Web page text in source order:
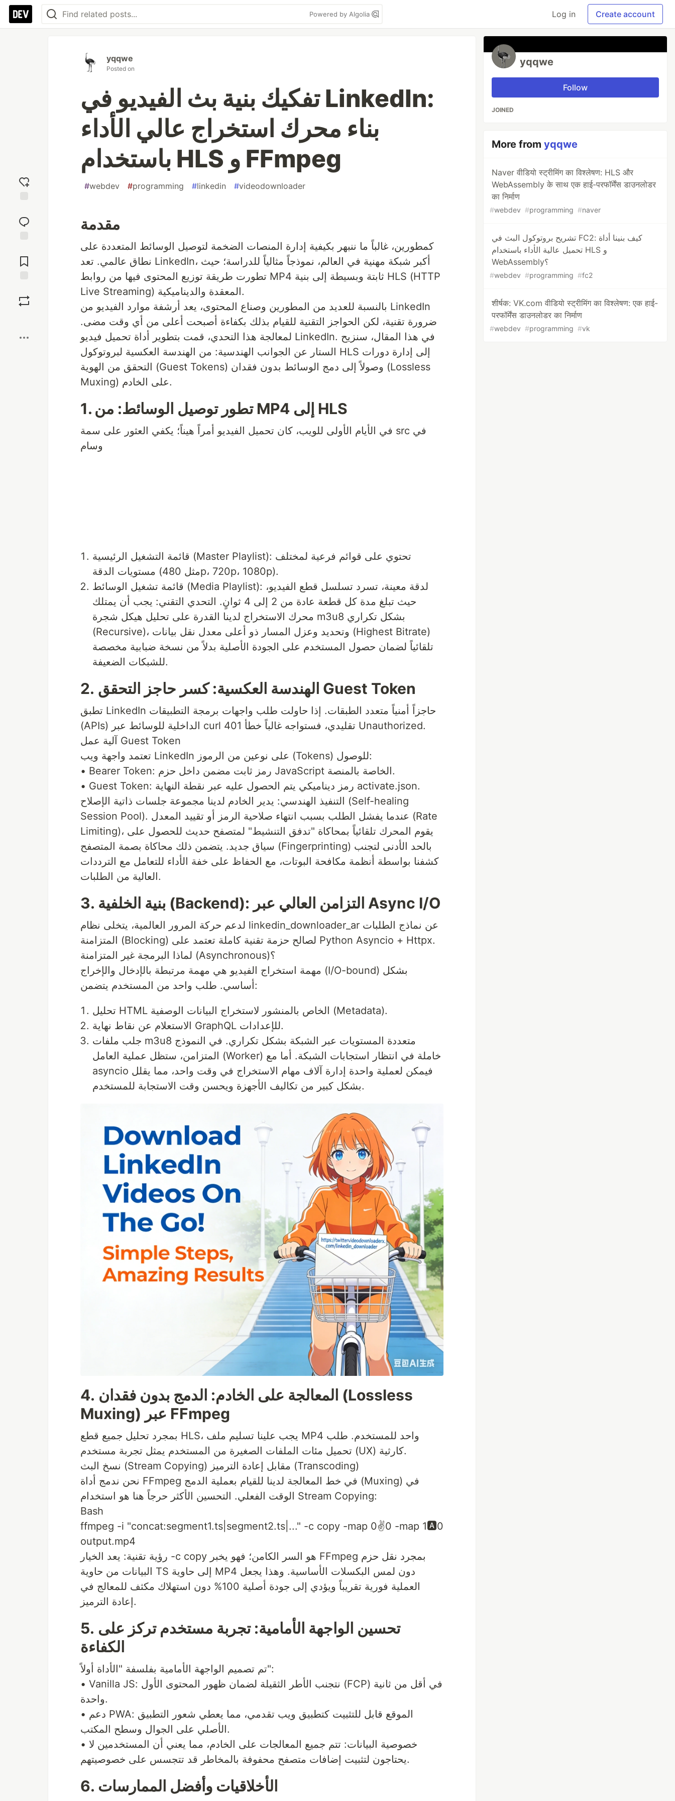
Powered by Algolia Log in Create account
reaction
Comments
yqqwe
Posted on
تفكيك بنية بث الفيديو في LinkedIn:
بناء محرك استخراج عالي الأداء
باستخدام HLS و FFmpeg
#webdev #programming #linkedin #videodownloader
مقدمة
كمطورين، غالباً ما ننبهر بكيفية إدارة المنصات الضخمة لتوصيل الوسائط المتعددة على
نطاق عالمي. تعد LinkedIn، أكبر شبكة مهنية في العالم، نموذجاً مثالياً للدراسة؛ حيث
تطورت طريقة توزيع المحتوى فيها من روابط MP4 ثابتة وبسيطة إلى بنية HLS (HTTP
Live Streaming) المعقدة والديناميكية.
بالنسبة للعديد من المطورين وصناع المحتوى، يعد أرشفة موارد الفيديو من LinkedIn
ضرورة تقنية، لكن الحواجز التقنية للقيام بذلك بكفاءة أصبحت أعلى من أي وقت مضى.
لمعالجة هذا التحدي، قمت بتطوير أداة تحميل فيديو LinkedIn. في هذا المقال، سنزيح
الستار عن الجوانب الهندسية: من الهندسة العكسية لبروتوكول HLS إلى إدارة دورات
التحقق من الهوية (Guest Tokens) وصولاً إلى دمج الوسائط بدون فقدان (Lossless
Muxing) على الخادم.
1. تطور توصيل الوسائط: من MP4 إلى HLS
في الأيام الأولى للويب، كان تحميل الفيديو أمراً هيناً؛ يكفي العثور على سمة src في
وسام
قائمة التشغيل الرئيسية (Master Playlist): تحتوي على قوائم فرعية لمختلف
مستويات الدقة (مثل 480p، 720p، 1080p).
قائمة تشغيل الوسائط (Media Playlist): لدقة معينة، تسرد تسلسل قطع الفيديو،
حيث تبلغ مدة كل قطعة عادة من 2 إلى 4 ثوانٍ. التحدي التقني: يجب أن يمتلك
محرك الاستخراج لدينا القدرة على تحليل هيكل شجرة m3u8 بشكل تكراري
(Recursive)، وتحديد وعزل المسار ذو أعلى معدل نقل بيانات (Highest Bitrate)
تلقائياً لضمان حصول المستخدم على الجودة الأصلية بدلاً من نسخة ضبابية مخصصة
للشبكات الضعيفة.
2. الهندسة العكسية: كسر حاجز التحقق Guest Token
تطبق LinkedIn حاجزاً أمنياً متعدد الطبقات. إذا حاولت طلب واجهات برمجة التطبيقات
(APIs) الداخلية للوسائط عبر curl تقليدي، فستواجه غالباً خطأ 401 Unauthorized.
آلية عمل Guest Token
تعتمد واجهة ويب LinkedIn على نوعين من الرموز (Tokens) للوصول:
• Bearer Token: رمز ثابت مضمن داخل حزم JavaScript الخاصة بالمنصة.
• Guest Token: رمز ديناميكي يتم الحصول عليه عبر نقطة النهاية activate.json.
التنفيذ الهندسي: يدير الخادم لدينا مجموعة جلسات ذاتية الإصلاح (Self-healing
Session Pool). عندما يفشل الطلب بسبب انتهاء صلاحية الرمز أو تقييد المعدل (Rate
Limiting)، يقوم المحرك تلقائياً بمحاكاة "تدفق التنشيط" لمتصفح حديث للحصول على
سياق جديد. يتضمن ذلك محاكاة بصمة المتصفح (Fingerprinting) بالحد الأدنى لتجنب
كشفنا بواسطة أنظمة مكافحة البوتات، مع الحفاظ على خفة الأداء للتعامل مع الترددات
العالية من الطلبات.
3. بنية الخلفية (Backend): التزامن العالي عبر Async I/O
لدعم حركة المرور العالمية، يتخلى نظام linkedin_downloader_ar عن نماذج الطلبات
المتزامنة (Blocking) لصالح حزمة تقنية كاملة تعتمد على Python Asyncio + Httpx.
لماذا البرمجة غير المتزامنة (Asynchronous)؟
مهمة استخراج الفيديو هي مهمة مرتبطة بالإدخال والإخراج (I/O-bound) بشكل
أساسي. طلب واحد من المستخدم يتضمن:
تحليل HTML الخاص بالمنشور لاستخراج البيانات الوصفية (Metadata).
الاستعلام عن نقاط نهاية GraphQL للإعدادات.
جلب ملفات m3u8 متعددة المستويات عبر الشبكة بشكل تكراري. في النموذج
المتزامن، ستظل عملية العامل (Worker) خاملة في انتظار استجابات الشبكة. أما مع
asyncio فيمكن لعملية واحدة إدارة آلاف مهام الاستخراج في وقت واحد، مما يقلل
بشكل كبير من تكاليف الأجهزة ويحسن وقت الاستجابة للمستخدم.
4. المعالجة على الخادم: الدمج بدون فقدان (Lossless
Muxing) عبر FFmpeg
بمجرد تحليل جميع قطع HLS، يجب علينا تسليم ملف MP4 واحد للمستخدم. طلب
تحميل مئات الملفات الصغيرة من المستخدم يمثل تجربة مستخدم (UX) كارثية.
نسخ البث (Stream Copying) مقابل إعادة الترميز (Transcoding)
نحن ندمج أداة FFmpeg في خط المعالجة لدينا للقيام بعملية الدمج (Muxing) في
الوقت الفعلي. التحسين الأكثر حرجاً هنا هو استخدام Stream Copying:
Bash
ffmpeg -i "concat:segment1.ts|segment2.ts|..." -c copy -map 0✌️0 -map 1🅰️0
output.mp4
رؤية تقنية: يعد الخيار -c copy هو السر الكامن؛ فهو يخبر FFmpeg بمجرد نقل حزم
البيانات من حاوية TS إلى حاوية MP4 دون لمس البكسلات الأساسية. وهذا يجعل
العملية فورية تقريباً ويؤدي إلى جودة أصلية 100% دون استهلاك مكثف للمعالج في
إعادة الترميز.
5. تحسين الواجهة الأمامية: تجربة مستخدم تركز على
الكفاءة
تم تصميم الواجهة الأمامية بفلسفة "الأداة أولاً":
• Vanilla JS: نتجنب الأطر الثقيلة لضمان ظهور المحتوى الأول (FCP) في أقل من ثانية
واحدة.
• دعم PWA: الموقع قابل للتثبيت كتطبيق ويب تقدمي، مما يعطي شعور التطبيق
الأصلي على الجوال وسطح المكتب.
• خصوصية البيانات: تتم جميع المعالجات على الخادم، مما يعني أن المستخدمين لا
يحتاجون لتثبيت إضافات متصفح محفوفة بالمخاطر قد تتجسس على خصوصيتهم.
6. الأخلاقيات وأفضل الممارسات
yqqwe
Follow
JOINED
More fromyqqwe
Naver वीडियो स्ट्रीमिंग का विश्लेषण: HLS और
WebAssembly के साथ एक हाई-परफॉर्मेंस डाउनलोडर
का निर्माण
#webdev #programming #naver
تشريح بروتوكول البث في FC2: كيف بنينا أداة
تحميل عالية الأداء باستخدام HLS و
WebAssembly؟
#webdev #programming #fc2
शीर्षक: VK.com वीडियो स्ट्रीमिंग का विश्लेषण: एक हाई-
परफॉर्मेंस डाउनलोडर का निर्माण
#webdev #programming #vk